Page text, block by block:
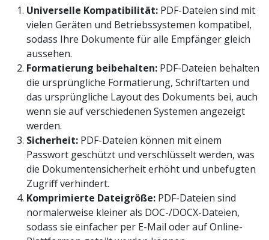
Universelle Kompatibilität: PDF-Dateien sind mit
vielen Geräten und Betriebssystemen kompatibel,
sodass Ihre Dokumente für alle Empfänger gleich
aussehen.
Formatierung beibehalten: PDF-Dateien behalten
die ursprüngliche Formatierung, Schriftarten und
das ursprüngliche Layout des Dokuments bei, auch
wenn sie auf verschiedenen Systemen angezeigt
werden.
Sicherheit: PDF-Dateien können mit einem
Passwort geschützt und verschlüsselt werden, was
die Dokumentensicherheit erhöht und unbefugten
Zugriff verhindert.
Komprimierte Dateigröße: PDF-Dateien sind
normalerweise kleiner als DOC-/DOCX-Dateien,
sodass sie einfacher per E-Mail oder auf Online-